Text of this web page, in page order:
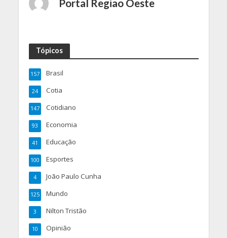
Portal Regiao Oeste
Tópicos
Brasil
157
Cotia
24
Cotidiano
147
Economia
93
Educação
41
Esportes
100
João Paulo Cunha
4
Mundo
125
Nilton Tristão
3
Opinião
10